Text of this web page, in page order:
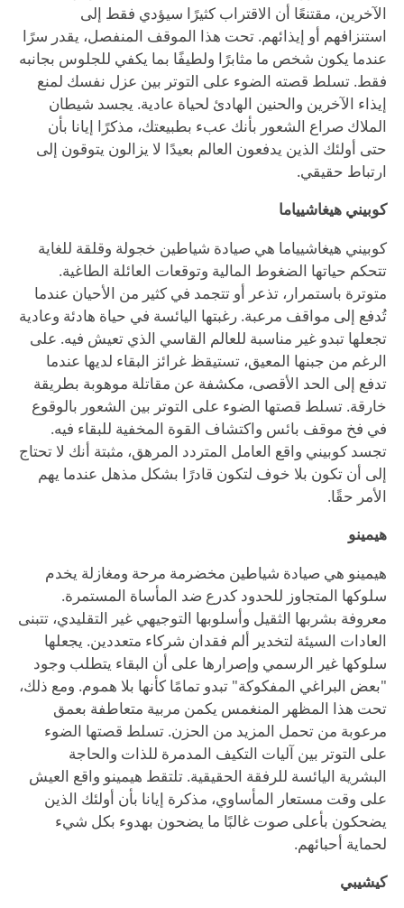
الآخرين، مقتنعًا أن الاقتراب كثيرًا سيؤدي فقط إلى
استنزافهم أو إيذائهم. تحت هذا الموقف المنفصل، يقدر سرًا
عندما يكون شخص ما مثابرًا ولطيفًا بما يكفي للجلوس بجانبه
فقط. تسلط قصته الضوء على التوتر بين عزل نفسك لمنع
إيذاء الآخرين والحنين الهادئ لحياة عادية. يجسد شيطان
الملاك صراع الشعور بأنك عبء بطبيعتك، مذكرًا إيانا بأن
حتى أولئك الذين يدفعون العالم بعيدًا لا يزالون يتوقون إلى
ارتباط حقيقي.
كوبيني هيغاشيياما
كوبيني هيغاشيياما هي صيادة شياطين خجولة وقلقة للغاية
تتحكم حياتها الضغوط المالية وتوقعات العائلة الطاغية.
متوترة باستمرار، تذعر أو تتجمد في كثير من الأحيان عندما
تُدفع إلى مواقف مرعبة. رغبتها اليائسة في حياة هادئة وعادية
تجعلها تبدو غير مناسبة للعالم القاسي الذي تعيش فيه. على
الرغم من جبنها المعيق، تستيقظ غرائز البقاء لديها عندما
تدفع إلى الحد الأقصى، مكشفة عن مقاتلة موهوبة بطريقة
خارقة. تسلط قصتها الضوء على التوتر بين الشعور بالوقوع
في فخ موقف بائس واكتشاف القوة المخفية للبقاء فيه.
تجسد كوبيني واقع العامل المتردد المرهق، مثبتة أنك لا تحتاج
إلى أن تكون بلا خوف لتكون قادرًا بشكل مذهل عندما يهم
الأمر حقًا.
هيمينو
هيمينو هي صيادة شياطين مخضرمة مرحة ومغازلة يخدم
سلوكها المتجاوز للحدود كدرع ضد المأساة المستمرة.
معروفة بشربها الثقيل وأسلوبها التوجيهي غير التقليدي، تتبنى
العادات السيئة لتخدير ألم فقدان شركاء متعددين. يجعلها
سلوكها غير الرسمي وإصرارها على أن البقاء يتطلب وجود
"بعض البراغي المفكوكة" تبدو تمامًا كأنها بلا هموم. ومع ذلك،
تحت هذا المظهر المنغمس يكمن مربية متعاطفة بعمق
مرعوبة من تحمل المزيد من الحزن. تسلط قصتها الضوء
على التوتر بين آليات التكيف المدمرة للذات والحاجة
البشرية اليائسة للرفقة الحقيقية. تلتقط هيمينو واقع العيش
على وقت مستعار المأساوي، مذكرة إيانا بأن أولئك الذين
يضحكون بأعلى صوت غالبًا ما يضحون بهدوء بكل شيء
لحماية أحبائهم.
كيشيبي